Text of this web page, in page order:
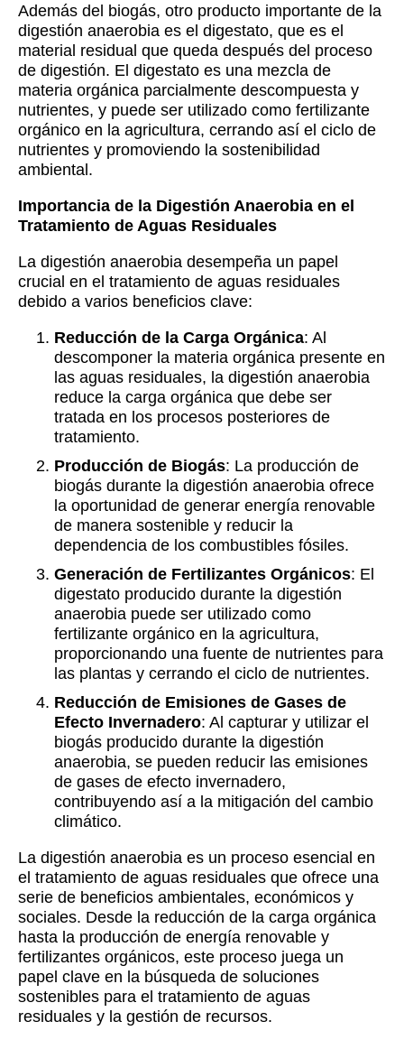
Además del biogás, otro producto importante de la
digestión anaerobia es el digestato, que es el
material residual que queda después del proceso
de digestión. El digestato es una mezcla de
materia orgánica parcialmente descompuesta y
nutrientes, y puede ser utilizado como fertilizante
orgánico en la agricultura, cerrando así el ciclo de
nutrientes y promoviendo la sostenibilidad
ambiental.
Importancia de la Digestión Anaerobia en el
Tratamiento de Aguas Residuales
La digestión anaerobia desempeña un papel
crucial en el tratamiento de aguas residuales
debido a varios beneficios clave:
Reducción de la Carga Orgánica: Al
descomponer la materia orgánica presente en
las aguas residuales, la digestión anaerobia
reduce la carga orgánica que debe ser
tratada en los procesos posteriores de
tratamiento.
Producción de Biogás: La producción de
biogás durante la digestión anaerobia ofrece
la oportunidad de generar energía renovable
de manera sostenible y reducir la
dependencia de los combustibles fósiles.
Generación de Fertilizantes Orgánicos: El
digestato producido durante la digestión
anaerobia puede ser utilizado como
fertilizante orgánico en la agricultura,
proporcionando una fuente de nutrientes para
las plantas y cerrando el ciclo de nutrientes.
Reducción de Emisiones de Gases de
Efecto Invernadero: Al capturar y utilizar el
biogás producido durante la digestión
anaerobia, se pueden reducir las emisiones
de gases de efecto invernadero,
contribuyendo así a la mitigación del cambio
climático.
La digestión anaerobia es un proceso esencial en
el tratamiento de aguas residuales que ofrece una
serie de beneficios ambientales, económicos y
sociales. Desde la reducción de la carga orgánica
hasta la producción de energía renovable y
fertilizantes orgánicos, este proceso juega un
papel clave en la búsqueda de soluciones
sostenibles para el tratamiento de aguas
residuales y la gestión de recursos.